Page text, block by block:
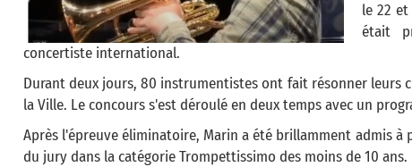
le 22
était
concertiste international.
Durant deux jours, 80 instrumentistes ont fait résonner leurs
la Ville. Le concours s'est déroulé en deux temps avec un
Après l'épreuve éliminatoire, Marin a été brillamment admis
du jury dans la catégorie Trompettissimo des moins de 10 ans.